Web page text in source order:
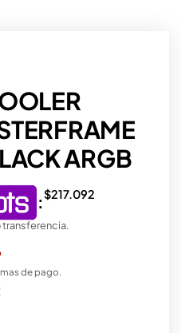
ARGB
:$217.092
de pago.